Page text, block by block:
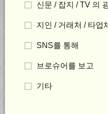
신문 / 잡지 / TV 의
지인 / 거래처 / 타업
SNS를 통해
브로슈어를 보고
기타